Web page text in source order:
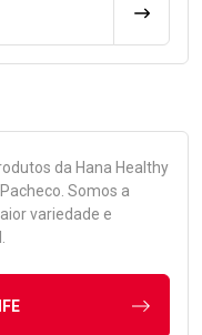
da Hana Healthy
Somos a
variedade e